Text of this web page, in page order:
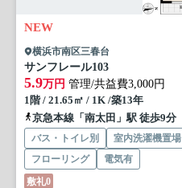
NEW
横浜市南区三春台
サンフレール103
5.9万円 管理/共益費3,000円
1階 / 21.65㎡ / 1K /築13年
京急本線「南太田」駅 徒歩9分
バス・トイレ別 室内洗濯機置場
フローリング
電気有
敷礼0